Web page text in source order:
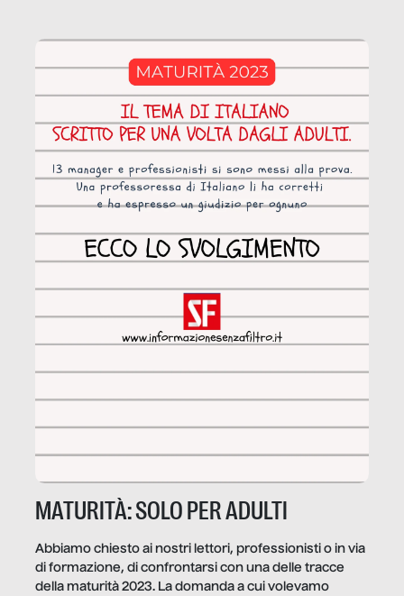
MATURITÀ: SOLO PER ADULTI
Abbiamo chiesto ai nostri lettori, professionisti o in via
di formazione, di confrontarsi con una delle tracce
della maturità 2023. La domanda a cui volevamo